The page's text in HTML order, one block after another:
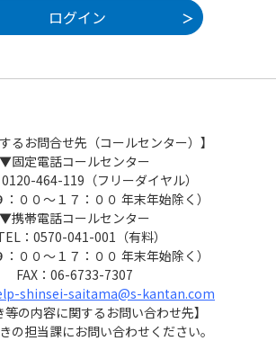
るお問合せ先（コールセンター）】
▼固定電話コールセンター
464-119（フリーダイヤル）
００～１７：００ 年末年始除く）
▼携帯電話コールセンター
：0570-041-001（有料）
００～１７：００ 年末年始除く）
FAX：06-6733-7307
shinsei-saitama@s-kantan.com
等の内容に関するお問い合わせ先】
の担当課にお問い合わせください。